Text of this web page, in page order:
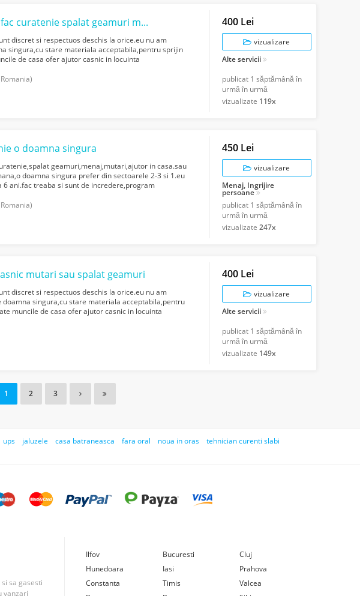
curatenie spalat geamuri menaj mutari curte gradina
discret si respectuos deschis la orice.eu nu am
singura,cu stare materiala acceptabila,pentru sprijin
de casa ofer ajutor casnic in locuinta
400 Lei
vizualizare
Alte servicii
publicat 1 săptămână în
urmă în urmă
vizualizate 119x
o doamna singura
geamuri,menaj,mutari,ajutor in casa.sau
doamna singura prefer din sectoarele 2-3 si 1.eu
ani.fac treaba si sunt de incredere,program
450 Lei
vizualizare
Menaj, Ingrijire
persoane
publicat 1 săptămână în
urmă în urmă
vizualizate 247x
mutari sau spalat geamuri
discret si respectuos deschis la orice.eu nu am
doamna singura,cu stare materiala acceptabila,pentru
muncile de casa ofer ajutor casnic in locuinta
400 Lei
vizualizare
Alte servicii
publicat 1 săptămână în
urmă în urmă
vizualizate 149x
1 2 3
ups jaluzele casa batraneasca fara oral noua in oras
tehnician curenti slabi
sa gasesti
vanzari
Ilfov Bucuresti
Cluj
Hunedoara
Iasi
Prahova
Constanta
Timis
Valcea